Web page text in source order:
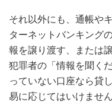
それ以外にも、通帳や
ターネットバンキング
報を譲り渡す、または
犯罪者の「情報を聞く
っていない口座なら貸
易に応じてはいけません